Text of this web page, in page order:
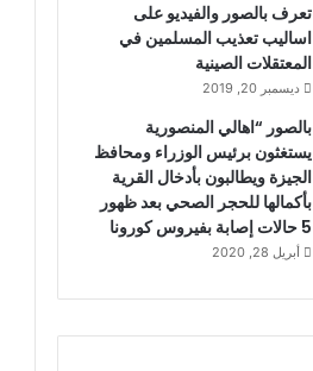
تعرف بالصور والفيديو على
اساليب تعذيب المسلمين في
المعتقلات الصينية
ديسمبر 20, 2019
بالصور “اهالي المنصورية
يستغثون برئيس الوزراء ومحافظ
الجيزة ويطالبون بأدخال القرية
بأكمالها للحجر الصحي بعد ظهور
5 حالات إصابة بفيروس كورونا
أبريل 28, 2020